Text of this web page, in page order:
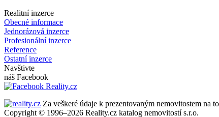
Realitní inzerce
Obecné informace
Jednorázová inzerce
Profesionální inzerce
Reference
Ostatní inzerce
Navštivte
náš Facebook
Za veškeré údaje k prezentovaným nemovitostem na
Copyright © 1996–2026 Reality.cz katalog nemovitostí s.r.o.